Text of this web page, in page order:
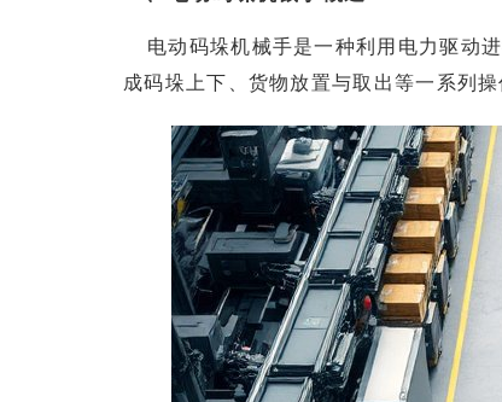
电动码垛机械手是一种利用电力驱动
成码垛上下、货物放置与取出等一系列